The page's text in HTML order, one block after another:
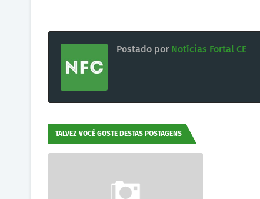
Postado por Notícias Fortal CE
TALVEZ VOCÊ GOSTE DESTAS POSTAGENS